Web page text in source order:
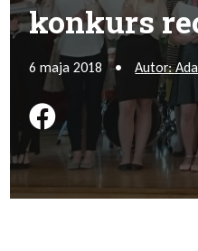
konkurs
6 maja 2018 • Autor:
Podziel